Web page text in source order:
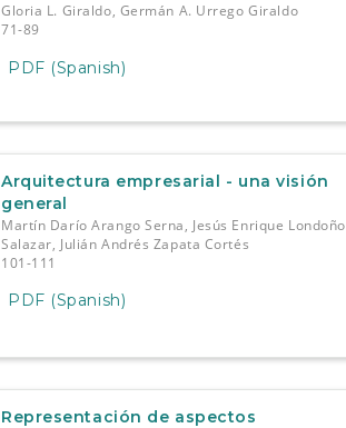
Gloria L. Giraldo, Germán A. Urrego Giraldo
71-89
PDF (Spanish)
Arquitectura empresarial - una visión
general
Martín Darío Arango Serna, Jesús Enrique Londoño
Salazar, Julián Andrés Zapata Cortés
101-111
PDF (Spanish)
Representación de aspectos